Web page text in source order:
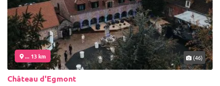
... 13 km (46)
Château d'Egmont